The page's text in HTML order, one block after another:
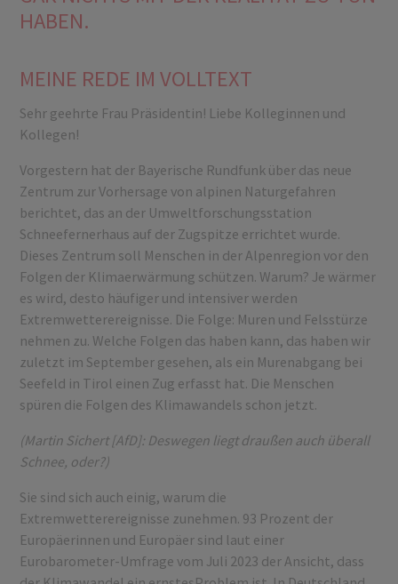
HABEN.
MEINE REDE IM VOLLTEXT
Sehr geehrte Frau Präsidentin! Liebe Kolleginnen und
Kollegen!
Vorgestern hat der Bayerische Rundfunk über das neue
Zentrum zur Vorhersage von alpinen Naturgefahren
berichtet, das an der Umweltforschungsstation
Schneefernerhaus auf der Zugspitze errichtet wurde.
Dieses Zentrum soll Menschen in der Alpenregion vor den
Folgen der Klimaerwärmung schützen. Warum? Je wärmer
es wird, desto häufiger und intensiver werden
Extremwetterereignisse. Die Folge: Muren und Felsstürze
nehmen zu. Welche Folgen das haben kann, das haben wir
zuletzt im September gesehen, als ein Murenabgang bei
Seefeld in Tirol einen Zug erfasst hat. Die Menschen
spüren die Folgen des Klimawandels schon jetzt.
(Martin Sichert [AfD]: Deswegen liegt draußen auch überall
Schnee, oder?)
Sie sind sich auch einig, warum die
Extremwetterereignisse zunehmen. 93 Prozent der
Europäerinnen und Europäer sind laut einer
Eurobarometer-Umfrage vom Juli 2023 der Ansicht, dass